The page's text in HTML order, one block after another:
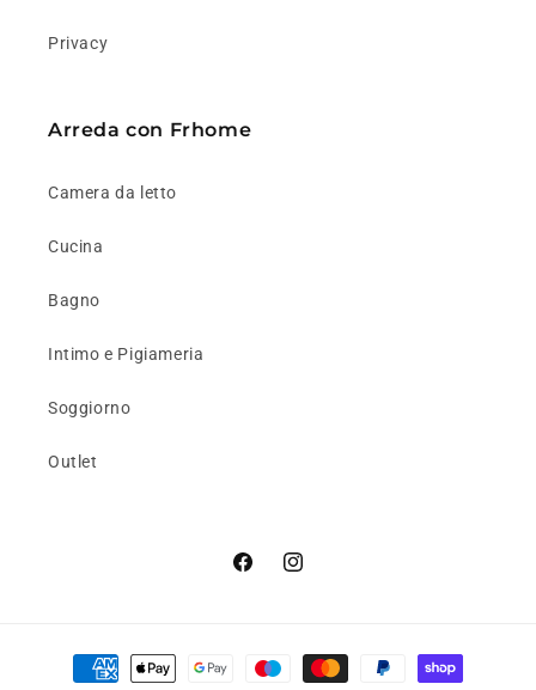
Privacy
Arreda con Frhome
Camera da letto
Cucina
Bagno
Intimo e Pigiameria
Soggiorno
Outlet
FacebookInstagram
Metodi